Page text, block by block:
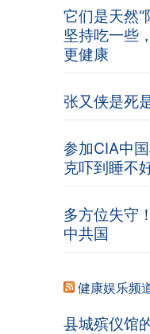
它们是天然“
坚持吃一些
更健康
张又侠是死
参加CIA中
克吓到睡不
多方位失守
中共国
健康娱乐频
县城殡仪馆